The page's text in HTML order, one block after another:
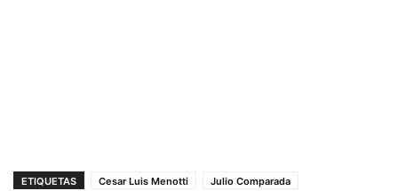
ETIQUETAS Cesar Luis Menotti Julio Comparada